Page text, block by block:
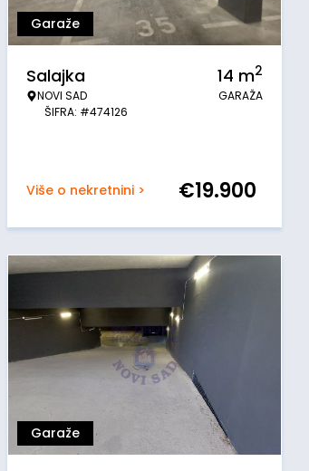
Garaže
Salajka
NOVI SAD
ŠIFRA: #474126
14 m2
GARAŽA
Više o nekretnini > €19.900
Garaže